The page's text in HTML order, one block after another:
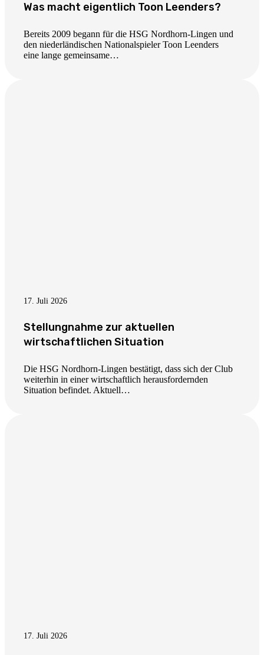
Was macht eigentlich Toon Leenders?
Bereits 2009 begann für die HSG Nordhorn-Lingen und
den niederländischen Nationalspieler Toon Leenders
eine lange gemeinsame…
17. Juli 2026
Stellungnahme zur aktuellen
wirtschaftlichen Situation
Die HSG Nordhorn-Lingen bestätigt, dass sich der Club
weiterhin in einer wirtschaftlich herausfordernden
Situation befindet. Aktuell…
17. Juli 2026